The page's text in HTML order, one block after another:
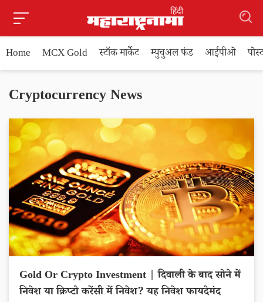
Home MCX Gold स्टॉक मार्केट म्युचुअल फंड आईपीओ
Cryptocurrency News
Gold Or Crypto Investment | दिवाली के बाद सोने में
निवेश या क्रिप्टो करेंसी में निवेश? यह निवेश फायदेमंद